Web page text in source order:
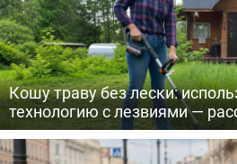
Кошу траву без лески:
технологию с лезвиями —